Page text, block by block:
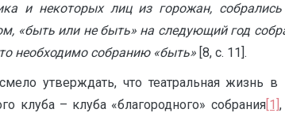
и некоторых лиц из горожан,
«быть или не быть» на следующий год
необходимо собранию «быть» [8, с. 11].
утверждать, что театральная жизнь
клуба – клуба «благородного» собрания[1]